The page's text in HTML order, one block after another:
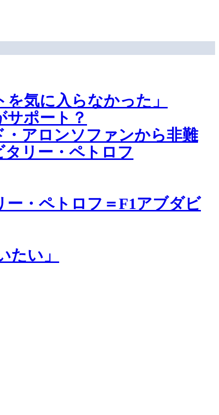
気に入らなかった」
ポート？
アロンソファンから非難
リー・ペトロフ
・ペトロフ＝F1アブダビ
たい」